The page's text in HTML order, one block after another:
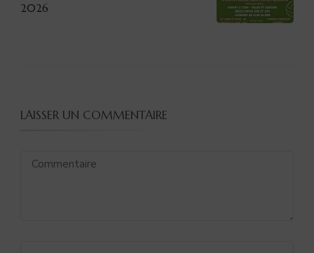
2026
LAISSER UN COMMENTAIRE